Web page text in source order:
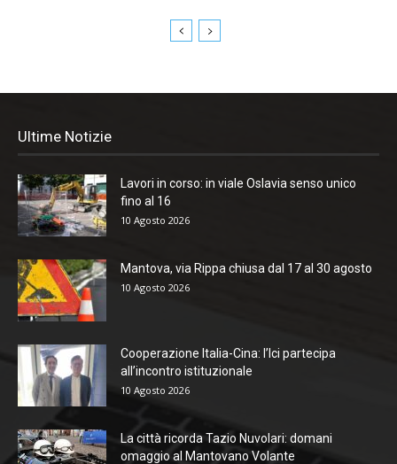
Ultime Notizie
Lavori in corso: in viale Oslavia senso unico
fino al 16
10 Agosto 2026
Mantova, via Rippa chiusa dal 17 al 30 agosto
10 Agosto 2026
Cooperazione Italia-Cina: l’Ici partecipa
all’incontro istituzionale
10 Agosto 2026
La città ricorda Tazio Nuvolari: domani
omaggio al Mantovano Volante